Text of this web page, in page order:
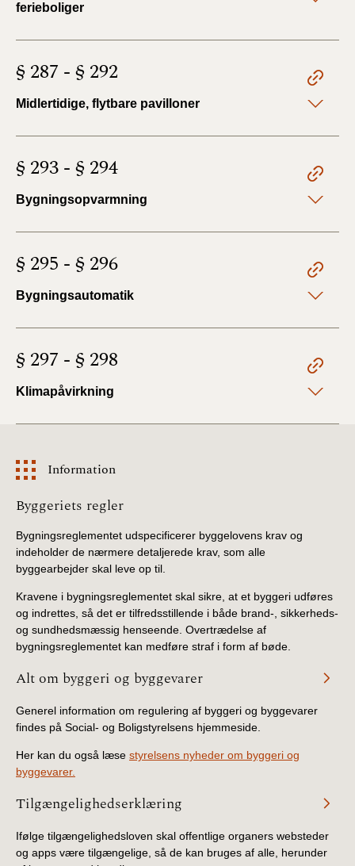
ferieboliger
§ 287 - § 292
Midlertidige, flytbare pavilloner
§ 293 - § 294
Bygningsopvarmning
§ 295 - § 296
Bygningsautomatik
§ 297 - § 298
Klimapåvirkning
Information
Information
Byggeriets regler
Bygningsreglementet udspecificerer byggelovens krav og
indeholder de nærmere detaljerede krav, som alle
byggearbejder skal leve op til.
Kravene i bygningsreglementet skal sikre, at et byggeri udføres
og indrettes, så det er tilfredsstillende i både brand-, sikkerheds-
og sundhedsmæssig henseende. Overtrædelse af
bygningsreglementet kan medføre straf i form af bøde.
Alt om byggeri og byggevarer
Generel information om regulering af byggeri og byggevarer
findes på Social- og Boligstyrelsens hjemmeside.
Her kan du også læse styrelsens nyheder om byggeri og
byggevarer.
Tilgængelighedserklæring
Ifølge tilgængelighedsloven skal offentlige organers websteder
og apps være tilgængelige, så de kan bruges af alle, herunder